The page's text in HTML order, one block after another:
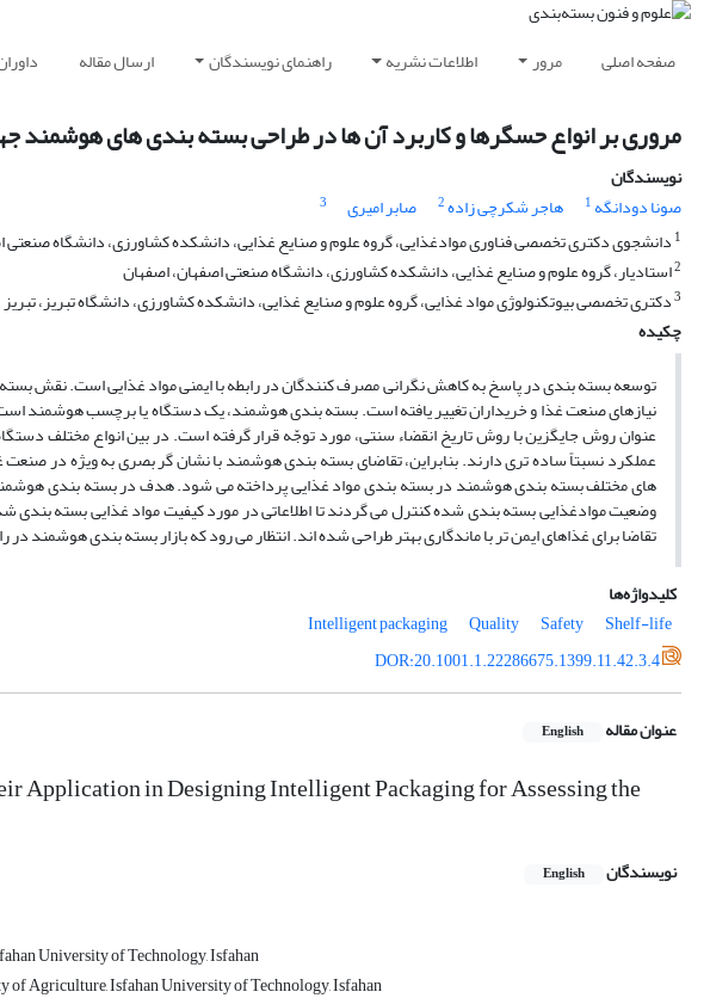
صفحه اصلی مرور اطلاعات نشریه راهنمای نویسندگان ارسال مقاله
مروری بر انواع حسگرها و کاربرد آن ها در طراحی بسته بندی های هوشمند
نویسندگان
صونا دودانگه 1 هاجر شکرچی زاده2 صابر امیری
3
1 دانشجوی دکتری تخصصی فناوری موادغذایی، گروه علوم و صنایع غذایی، دانشکده کشاورزی، دانشگاه صنعتی
2استادیار، گروه علوم و صنایع غذایی، دانشکده کشاورزی، دانشگاه صنعتی اصفهان، اصفهان
3دکتری تخصصی بیوتکنولوژی مواد غذایی، گروه علوم و صنایع غذایی، دانشکده کشاورزی، دانشگاه تبریز، تبریز
چکیده
توسعه بسته بندی در پاسخ به کاهش نگرانی مصرف کنندگان در رابطه با ایمنی مواد غذایی است. نقش
نیازهای صنعت غذا و خریداران تغییر یافته است. بسته بندی هوشمند، یک دستگاه یا برچسب هوشمند
عنوان روش جایگزین با روش تاریخ انقضاء سنتی، مورد توجّه قرار گرفته است. در بین انواع مختلف
عملکرد نسبتاً ساده تری دارند. بنابراین، تقاضای بسته بندی هوشمند با نشان گر بصری به ویژه در
های مختلف بسته بندی هوشمند در بسته بندی مواد غذایی پرداخته می شود. هدف در بسته بندی
وضعیت موادغذایی بسته بندی شده کنترل می گردند تا اطلاعاتی در مورد کیفیت مواد غذایی بسته بندی
تقاضا برای غذاهای ایمن تر با ماندگاری بهتر طراحی شده اند. انتظار می رود که بازار بسته بندی هوشمند در
کلیدواژه‌ها
Intelligent packaging
Quality Safety
Shelf-life
DOR:20.1001.1.22286675.1399.11.42.3.4
عنوان مقاله English
Application in Designing Intelligent Packaging for Assessing the
نویسندگان English
University of Technology, Isfahan
of Agriculture, Isfahan University of Technology, Isfahan